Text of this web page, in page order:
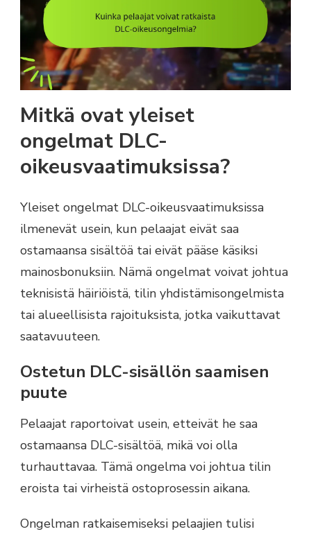
Mitkä ovat yleiset
ongelmat DLC-
oikeusvaatimuksissa?
Yleiset ongelmat DLC-oikeusvaatimuksissa
ilmenevät usein, kun pelaajat eivät saa
ostamaansa sisältöä tai eivät pääse käsiksi
mainosbonuksiin. Nämä ongelmat voivat johtua
teknisistä häiriöistä, tilin yhdistämisongelmista
tai alueellisista rajoituksista, jotka vaikuttavat
saatavuuteen.
Ostetun DLC-sisällön saamisen
puute
Pelaajat raportoivat usein, etteivät he saa
ostamaansa DLC-sisältöä, mikä voi olla
turhauttavaa. Tämä ongelma voi johtua tilin
eroista tai virheistä ostoprosessin aikana.
Ongelman ratkaisemiseksi pelaajien tulisi